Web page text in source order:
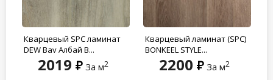
Кварцевый SPC ламинат
DEW Bay Албай B...
2019 За м2
Кварцевый ламинат (SPC)
BONKEEL STYLE...
2200 За м2